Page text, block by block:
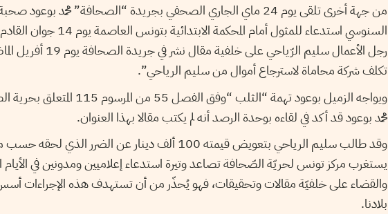
من جهة أخرى تلقى يوم 24 ماي الجاري الصحفي بجريدة “الصحافة” محمد
السنوسي استدعاء للمثول
رجل الأعمال سليم
تكلف شركة محاماة لاسترجاع أموال من سليم الرياحي”.
ويواجه الزميل بوعود تهمة “الثلب
محمد بوعود قد أكد في لقاءه بوحدة الرصد أنه لم يكتب مقالا بهذا العنوان.
وقد طالب سليم الرياحي بتعويض قيمته 100 ألف دينار عن
يستغرب مركز تونس لحريّة الصّحافة تصاعد وتيرة استدعاء إعلاميين ومدونين في الأيام
والقضاء على خلفيّة مقالات وتحقيقات، فهو يُحذّر من أن تستهدف هذه الإجراءات
بلادنا.